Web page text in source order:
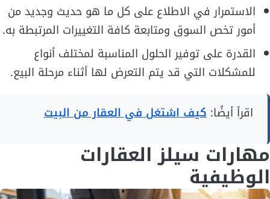
الاستمرار في الاطلاع على كل ما هو حديث وجديد من
أمور تخص السوق ومتابعة كافة التغييرات المرتبطة به.
القدرة على توفير الحلول المناسبة لمختلف أنواع
للمشكلات التي قد يتم التعرض لها أثناء مرحلة البيع.
اقرأ أيضًا: كيف اشتغل في العقار من البيت
مهارات سيلز العقارات
الوظيفية